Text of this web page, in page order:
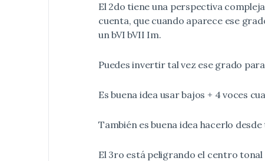
El 2do tiene una perspectiva
cuenta, que cuando aparece ese
un bVI bVII Im.
Puedes invertir tal vez ese grado
Es buena idea usar bajos + 4 voces
También es buena idea hacerlo
El 3ro está peligrando el centro tonal